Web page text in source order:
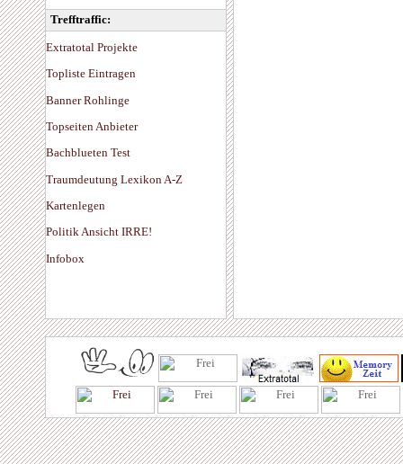
Trefftraffic:
Extratotal Projekte
Topliste Eintragen
Banner Rohlinge
Topseiten Anbieter
Bachblueten Test
Traumdeutung Lexikon A-Z
Kartenlegen
Politik Ansicht IRRE!
Infobox